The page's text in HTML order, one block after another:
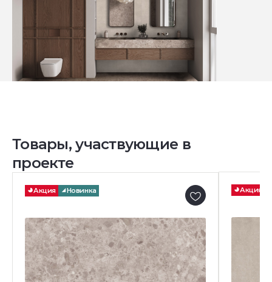
Товары, участвующие в
проекте
Акция Новинка Акция